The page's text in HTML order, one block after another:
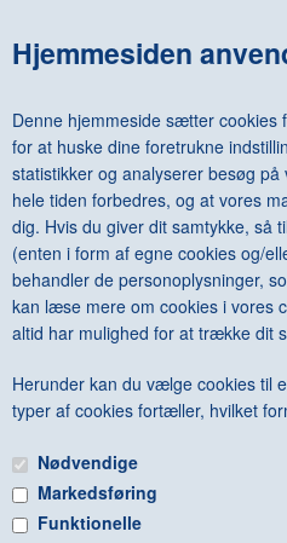
Hjemmesiden
Denne hjemmeside sætter cookies
for at huske dine foretrukne
statistikker og analyserer besøg
hele tiden forbedres, og at vores
dig. Hvis du giver dit samtykke, så
(enten i form af egne cookies og/
behandler de personoplysninger,
kan læse mere om cookies i vores
altid har mulighed for at trække dit
Herunder kan du vælge cookies til
typer af cookies fortæller, hvilket
Nødvendige
Markedsføring
Funktionelle
DKK
<--Forrige
Antal varer: 6 Vis